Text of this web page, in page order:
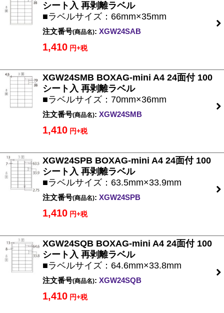
シート入 再剥離ラベル
■ラベルサイズ：66mm×35mm
注文番号(商品名): XGW24SAB
1,410 円+税
XGW24SMB BOXAG-mini A4 24面付 100
シート入 再剥離ラベル
■ラベルサイズ：70mm×36mm
注文番号(商品名): XGW24SMB
1,410 円+税
XGW24SPB BOXAG-mini A4 24面付 100
シート入 再剥離ラベル
■ラベルサイズ：63.5mm×33.9mm
注文番号(商品名): XGW24SPB
1,410 円+税
XGW24SQB BOXAG-mini A4 24面付 100
シート入 再剥離ラベル
■ラベルサイズ：64.6mm×33.8mm
注文番号(商品名): XGW24SQB
1,410 円+税